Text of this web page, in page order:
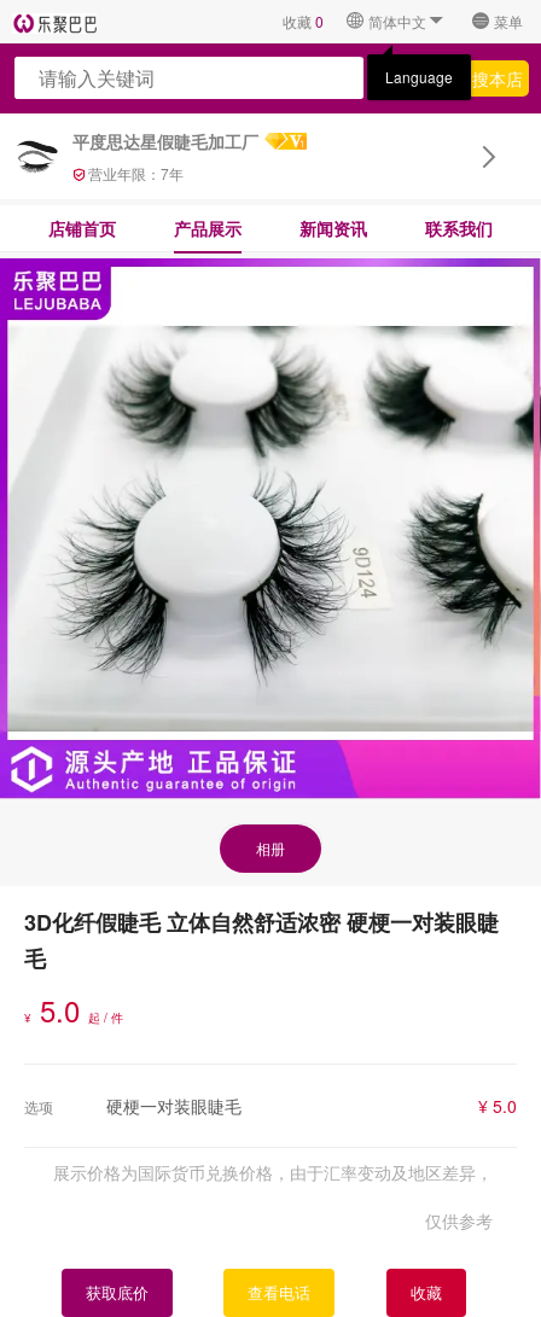
收藏0 简体中文 菜单
平度思达星假睫毛加工厂
营业年限： 7年
搜全网 搜本店
店铺首页 产品展示 新闻资讯 联系我们
相册
3D化纤假睫毛 立体自然舒适浓密 硬梗一对装眼睫
毛
¥ 5.0 起 / 件
选项 硬梗一对装眼睫毛 ¥ 5.0
展示价格为国际货币兑换价格，由于汇率变动及地区差异，
仅供参考
获取底价 查看电话 收藏
Language